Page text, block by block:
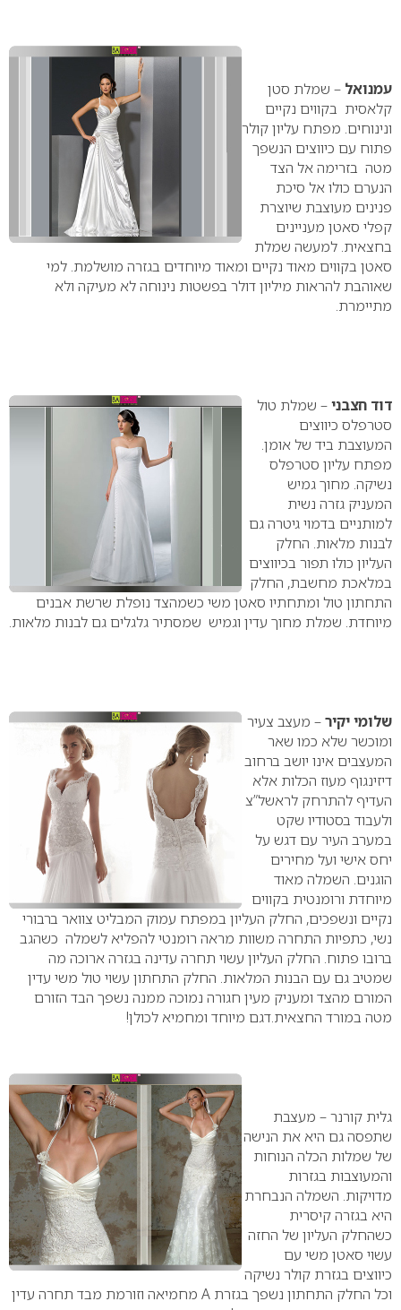
עמנואל – שמלת סטן
קלאסית בקווים נקיים
ונינוחים. מפתח עליון קולר
פתוח עם כיווצים הנשפך
מטה בזרימה אל הצד
הנערם כולו אל סיכת
פנינים מעוצבת שיוצרת
קפלי סאטן מעניינים
בחצאית. למעשה שמלת
סאטן בקווים מאוד נקיים ומאוד מיוחדים בגזרה מושלמת. למי
שאוהבת להראות מיליון דולר בפשטות נינוחה לא מעיקה ולא
מתיימרת.
דוד חצבני– שמלת טול
סטרפלס כיווצים
המעוצבת ביד של אומן.
מפתח עליון סטרפלס
נשיקה. מחוך גמיש
המעניק גזרה נשית
למותניים בדמוי גיטרה גם
לבנות מלאות. החלק
העליון כולו תפור בכיווצים
במלאכת מחשבת, החלק
התחתון טול ומתחתיו סאטן משי כשמהצד נופלת שרשת אבנים
מיוחדת. שמלת מחוך עדין וגמיש שמסתיר גלגלים גם לבנות מלאות.
שלומי יקיר– מעצב צעיר
ומוכשר שלא כמו שאר
המעצבים אינו יושב ברחוב
דיזינגוף מעוז הכלות אלא
העדיף להתרחק לראשל”צ
ולעבוד בסטודיו שקט
במערב העיר עם דגש על
יחס אישי ועל מחירים
הוגנים. השמלה מאוד
מיוחדת ורומנטית בקווים
נקיים ונשפכים, החלק העליון במפתח עמוק המבליט צוואר ברבורי
נשי, כתפיות התחרה משוות מראה רומנטי להפליא לשמלה כשהגב
ברובו פתוח. החלק העליון עשוי תחרה עדינה בגזרה ארוכה מה
שמטיב גם עם הבנות המלאות. החלק התחתון עשוי טול משי עדין
המורם מהצד ומעניק מעין חגורה נמוכה ממנה נשפך הבד הזורם
מטה במורד החצאית.דגם מיוחד ומחמיא לכולן!
גלית קורנר – מעצבת
שתפסה גם היא את הנישה
של שמלות הכלה הנוחות
והמעוצבות בגזרות
מדויקות. השמלה הנבחרת
היא בגזרה קיסרית
כשהחלק העליון של החזה
עשוי סאטן משי עם
כיווצים בגזרת קולר נשיקה
וכל החלק התחתון נשפך בגזרת A מחמיאה וזורמת מבד תחרה עדין